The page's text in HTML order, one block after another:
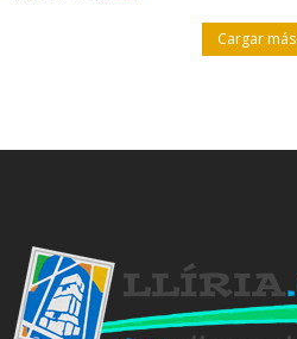
Cargar más